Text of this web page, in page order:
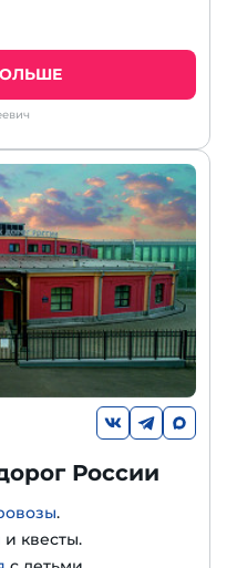
России
.
и квесты.